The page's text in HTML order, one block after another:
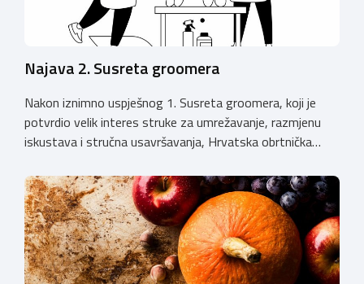
Najava 2. Susreta groomera
Nakon iznimno uspješnog 1. Susreta groomera, koji je
potvrdio velik interes struke za umrežavanje, razmjenu
iskustava i stručna usavršavanja, Hrvatska obrtnička
održati 12. rujna u Kongresnom centru na Zagrebačkom
velesajmu. Susret će i ove godine okupiti groomere,
stručnjake i zaljubljenike u njegu pasa iz cijele Hrvatske,
[…]